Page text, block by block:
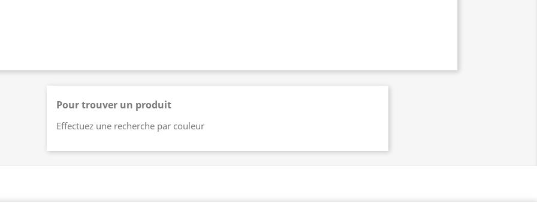
Pour trouver un produit
Effectuez une recherche par couleur